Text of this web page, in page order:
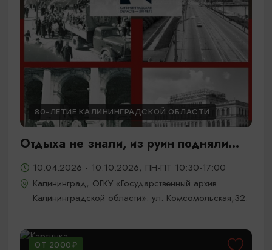
80-ЛЕТИЕ КАЛИНИНГРАДСКОЙ ОБЛАСТИ
Отдыха не знали, из руин подняли...
10.04.2026 - 10.10.2026, ПН-ПТ 10:30-17:00
Калининград, ОГКУ «Государственный архив
Калининградской области»: ул. Комсомольская,32.
ОТ 2000₽